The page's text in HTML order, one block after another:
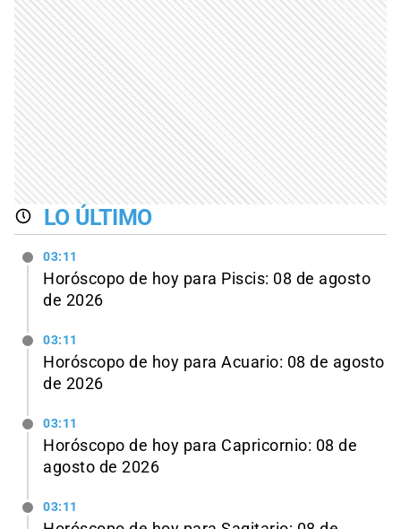
LO ÚLTIMO
03:11
Horóscopo de hoy para Piscis: 08 de agosto
de 2026
03:11
Horóscopo de hoy para Acuario: 08 de agosto
de 2026
03:11
Horóscopo de hoy para Capricornio: 08 de
agosto de 2026
03:11